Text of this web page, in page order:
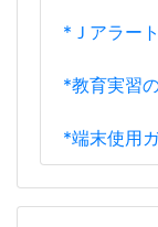
*Ｊアラー
*教育実習
*端末使用